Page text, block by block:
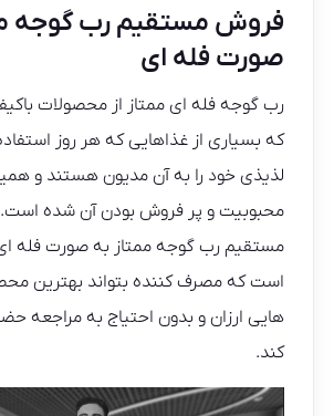
فروش مستقیم رب گوجه
صورت فله ای
رب گوجه فله ای ممتاز از محصولات
که بسیاری از غذاهایی که هر روز
لذیذی خود را به آن مدیون هستند و
محبوبیت و پر فروش بودن آن شده
مستقیم رب گوجه ممتاز به صورت فله
است که مصرف کننده بتواند بهترین
هایی ارزان و بدون احتیاج به مراجعه
کند.
نمایشگر